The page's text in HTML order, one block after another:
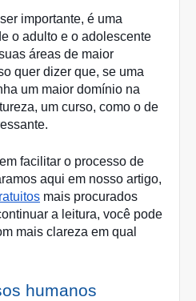
importante, é uma
o adulto e o adolescente
áreas de maior
quer dizer que, se uma
um maior domínio na
um curso, como o de
facilitar o processo de
aqui em nosso artigo,
mais procurados
a leitura, você pode
mais clareza em qual
humanos